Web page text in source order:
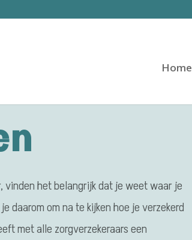
Home
vinden het belangrijk dat je weet waar je
daarom om na te kijken hoe je verzekerd
met alle zorgverzekeraars een